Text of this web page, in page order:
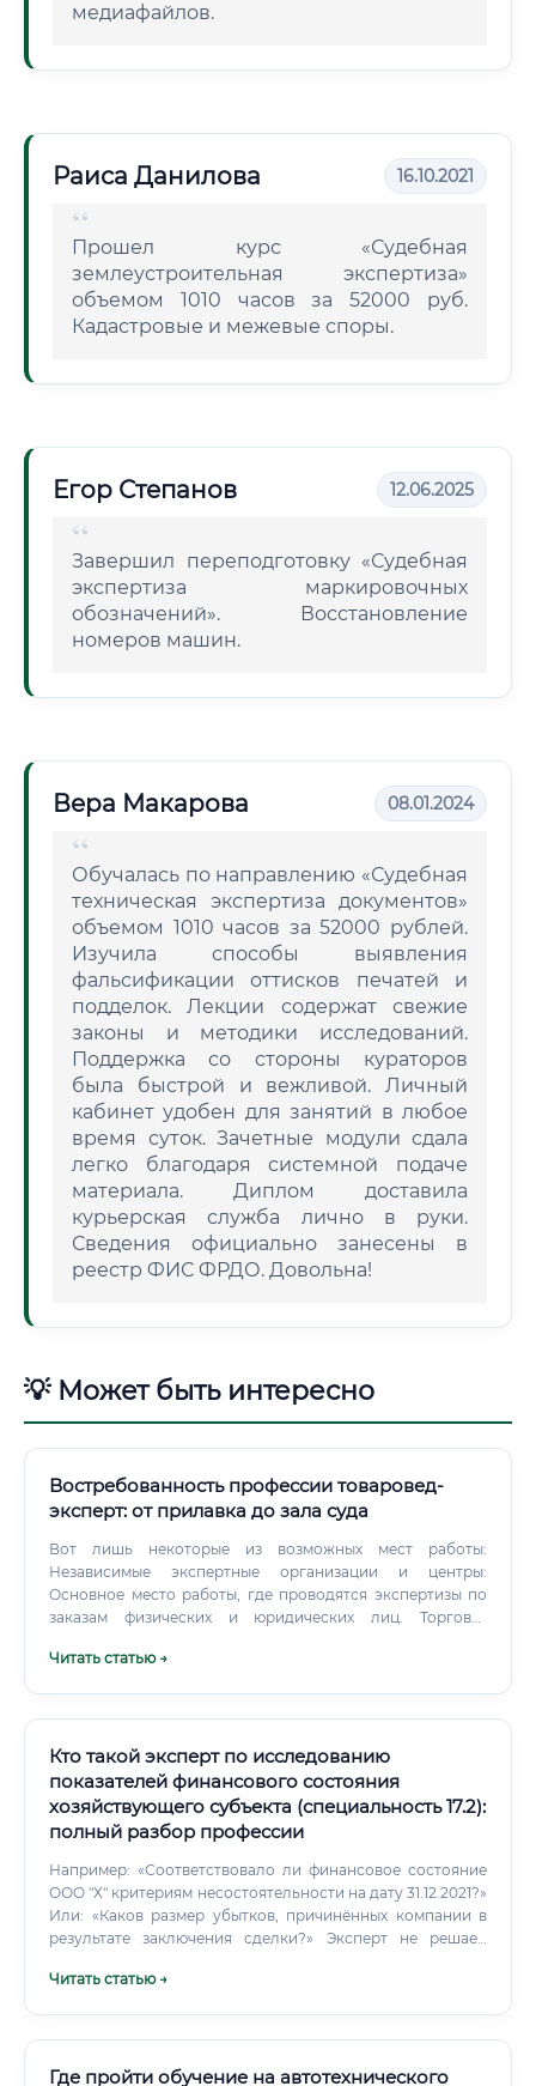
медиафайлов.
Раиса Данилова 16.10.2021
Прошел курс «Судебная
землеустроительная экспертиза»
объемом 1010 часов за 52000 руб.
Кадастровые и межевые споры.
Егор Степанов 12.06.2025
Завершил переподготовку «Судебная
экспертиза маркировочных
обозначений». Восстановление
номеров машин.
Вера Макарова 08.01.2024
Обучалась по направлению «Судебная
техническая экспертиза документов»
объемом 1010 часов за 52000 рублей.
Изучила способы выявления
фальсификации оттисков печатей и
подделок. Лекции содержат свежие
законы и методики исследований.
Поддержка со стороны кураторов
была быстрой и вежливой. Личный
кабинет удобен для занятий в любое
время суток. Зачетные модули сдала
легко благодаря системной подаче
материала. Диплом доставила
курьерская служба лично в руки.
Сведения официально занесены в
реестр ФИС ФРДО. Довольна!
💡 Может быть интересно
Востребованность профессии товаровед-
эксперт: от прилавка до зала суда
Вот лишь некоторые из возможных мест работы:
Независимые экспертные организации и центры:
Основное место работы, где проводятся экспертизы по
заказам физических и юридических лиц. Торгово-
с коммерческой деятельностью, в том числе для
органов.
Читать статью →
Кто такой эксперт по исследованию
показателей финансового состояния
хозяйствующего субъекта (специальность 17.2):
полный разбор профессии
Например: «Соответствовало ли финансовое состояние
ООО "Х" критериям несостоятельности на дату 31.12.2021?»
Или: «Каков размер убытков, причинённых компании в
результате заключения сделки?» Эксперт не решает,
экономическую картину, на основе которой
Читать статью →
Где пройти обучение на автотехнического